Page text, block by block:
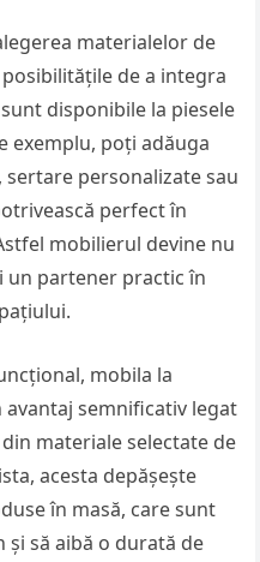
materialelor de
de a integra
disponibile la piesele
exemplu, poți adăuga
personalizate sau
perfect în
mobilierul devine nu
un partener practic în
mobila la
semnificativ legat
materiale selectate de
acesta depășește
în masă, care sunt
și să aibă o durată de